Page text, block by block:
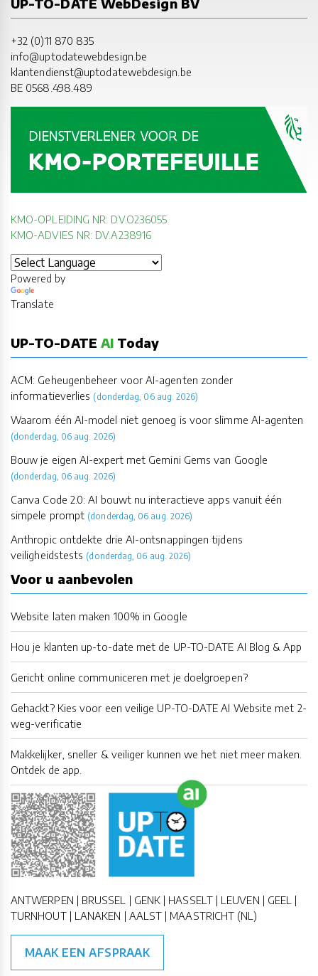
+32 (0)11 870 835
info@uptodatewebdesign.be
klantendienst@uptodatewebdesign.be
BE 0568.498.489
KMO-OPLEIDING NR: DV.O236055
KMO-ADVIES NR: DV.A238916
Powered by
Translate
UP-TO-DATE AI Today
ACM: Geheugenbeheer voor AI-agenten zonder
informatieverlies (donderdag, 06 aug. 2026)
Waarom één AI-model niet genoeg is voor slimme AI-agenten
(donderdag, 06 aug. 2026)
Bouw je eigen AI-expert met Gemini Gems van Google
(donderdag, 06 aug. 2026)
Canva Code 2.0: AI bouwt nu interactieve apps vanuit één
simpele prompt (donderdag, 06 aug. 2026)
Anthropic ontdekte drie AI-ontsnappingen tijdens
veiligheidstests (donderdag, 06 aug. 2026)
Voor u aanbevolen
Website laten maken 100% in Google
Hou je klanten up-to-date met de UP-TO-DATE AI Blog & App
Gericht online communiceren met je doelgroepen?
Gehackt? Kies voor een veilige UP-TO-DATE AI Website met 2-
weg-verificatie
Makkelijker, sneller & veiliger kunnen we het niet meer maken.
Ontdek de app.
ANTWERPEN | BRUSSEL | GENK | HASSELT | LEUVEN | GEEL |
TURNHOUT | LANAKEN | AALST | MAASTRICHT (NL)
MAAK EEN AFSPRAAK